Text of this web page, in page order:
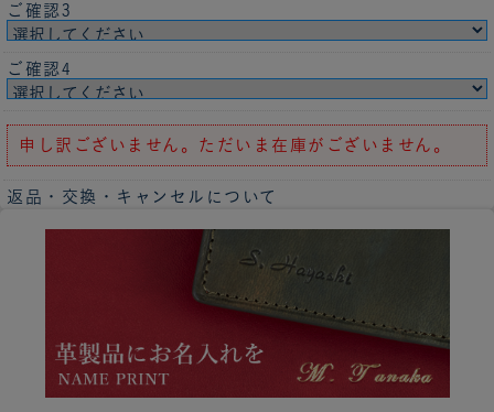
ご確認3
ご確認4
申し訳ございません。ただいま在庫がございません。
返品・交換・キャンセルについて